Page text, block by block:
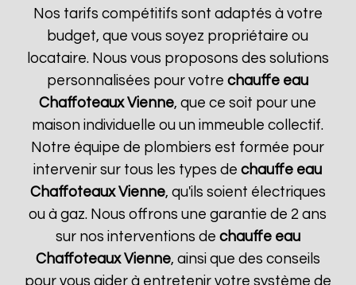
Nos tarifs compétitifs sont adaptés à votre
budget, que vous soyez propriétaire ou
locataire. Nous vous proposons des solutions
personnalisées pour votrechauffe eau
Chaffoteaux Vienne, que ce soit pour une
maison individuelle ou un immeuble collectif.
Notre équipe de plombiers est formée pour
intervenir sur tous les types dechauffe eau
Chaffoteaux Vienne, qu'ils soient électriques
ou à gaz. Nous offrons une garantie de 2 ans
sur nos interventions de chauffe eau
Chaffoteaux Vienne, ainsi que des conseils
pour vous aider à entretenir votre système de